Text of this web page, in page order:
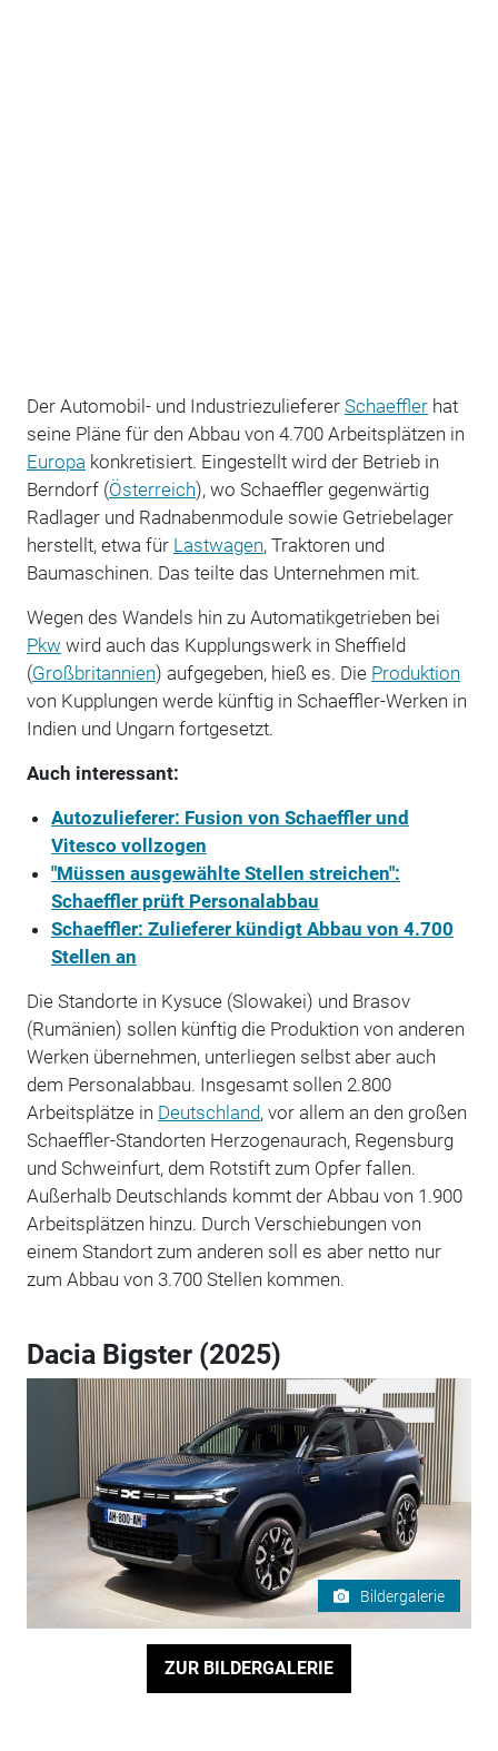
Der Automobil- und Industriezulieferer Schaefflerhat
seine Pläne für den Abbau von 4.700 Arbeitsplätzen in
Europa konkretisiert. Eingestellt wird der Betrieb in
Berndorf (Österreich), wo Schaeffler gegenwärtig
Radlager und Radnabenmodule sowie Getriebelager
herstellt, etwa für Lastwagen, Traktoren und
Baumaschinen. Das teilte das Unternehmen mit.
Wegen des Wandels hin zu Automatikgetrieben bei
Pkw wird auch das Kupplungswerk in Sheffield
(Großbritannien) aufgegeben, hieß es. Die Produktion
von Kupplungen werde künftig in Schaeffler-Werken in
Indien und Ungarn fortgesetzt.
Auch interessant:
Autozulieferer: Fusion von Schaeffler und
Vitesco vollzogen
"Müssen ausgewählte Stellen streichen":
Schaeffler prüft Personalabbau
Schaeffler: Zulieferer kündigt Abbau von 4.700
Stellen an
Die Standorte in Kysuce (Slowakei) und Brasov
(Rumänien) sollen künftig die Produktion von anderen
Werken übernehmen, unterliegen selbst aber auch
dem Personalabbau. Insgesamt sollen 2.800
Arbeitsplätze in Deutschland, vor allem an den großen
Schaeffler-Standorten Herzogenaurach, Regensburg
und Schweinfurt, dem Rotstift zum Opfer fallen.
Außerhalb Deutschlands kommt der Abbau von 1.900
Arbeitsplätzen hinzu. Durch Verschiebungen von
einem Standort zum anderen soll es aber netto nur
zum Abbau von 3.700 Stellen kommen.
Dacia Bigster (2025)
Bildergalerie
ZUR BILDERGALERIE